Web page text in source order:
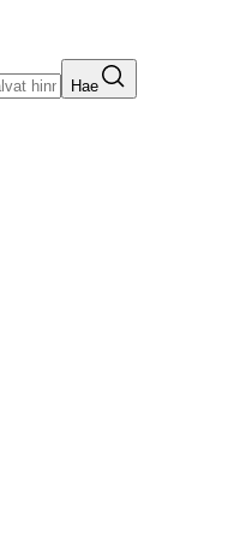
Hae